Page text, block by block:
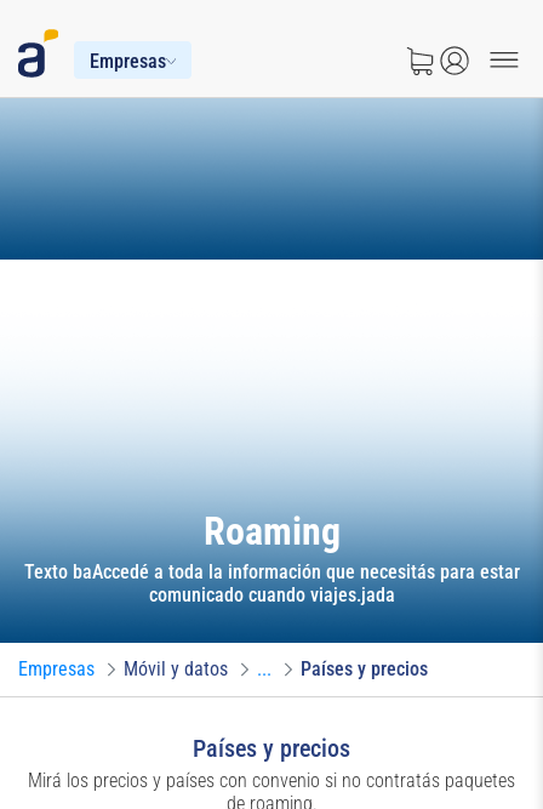
Empresas
Roaming
Texto baAccedé a toda la información que necesitás para estar
comunicado cuando viajes.jada
Empresas Móvil y datos ... Países y precios
Países y precios
Mirá los precios y países con convenio si no contratás paquetes
de roaming.